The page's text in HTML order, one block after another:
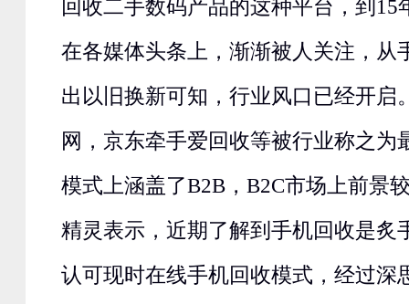
回收二手数码产品的这种平台，到15
在各媒体头条上，渐渐被人关注，从
出以旧换新可知，行业风口已经开启
网，京东牵手爱回收等被行业称之为
模式上涵盖了B2B，B2C市场上前景
精灵表示，近期了解到手机回收是炙
认可现时在线手机回收模式，经过深